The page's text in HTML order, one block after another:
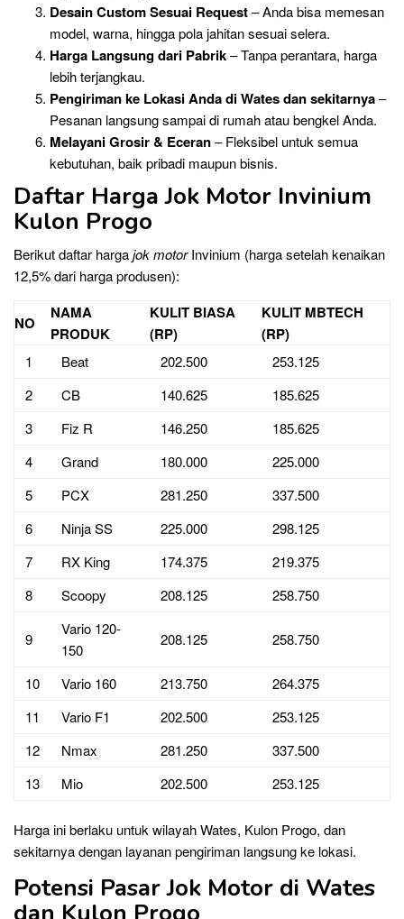
Desain Custom Sesuai Request– Anda bisa memesan
model, warna, hingga pola jahitan sesuai selera.
Harga Langsung dari Pabrik– Tanpa perantara, harga
lebih terjangkau.
Pengiriman ke Lokasi Anda di Wates dan sekitarnya–
Pesanan langsung sampai di rumah atau bengkel Anda.
Melayani Grosir & Eceran– Fleksibel untuk semua
kebutuhan, baik pribadi maupun bisnis.
Daftar Harga Jok Motor Invinium
Kulon Progo
Berikut daftar hargajok motorInvinium (harga setelah kenaikan
12,5% dari harga produsen):
NO
NAMA
PRODUK
KULIT BIASA
(RP)
KULIT MBTECH
(RP)
1 Beat 202.500
253.125
2
CB 140.625
185.625
3
Fiz R 146.250
185.625
4
Grand 180.000
225.000
5
PCX 281.250
337.500
6
Ninja SS 225.000
298.125
7
RX King 174.375
219.375
8
Scoopy 208.125 258.750
9
Vario 120-
150
208.125 258.750
10 Vario 160 213.750
264.375
11
Vario F1 202.500
253.125
12
Nmax 281.250
337.500
13
Mio 202.500 253.125
Harga ini berlaku untuk wilayah Wates, Kulon Progo, dan
sekitarnya dengan layanan pengiriman langsung ke lokasi.
Potensi Pasar Jok Motor di Wates